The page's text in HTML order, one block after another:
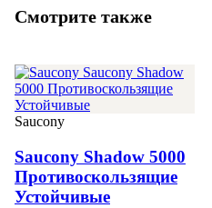
Смотрите также
Saucony
Saucony Shadow 5000
Противоскользящие
Устойчивые